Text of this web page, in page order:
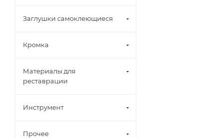
Заглушки самоклеющиеся
Кромка
Материалы для
реставрации
Инструмент
Прочее